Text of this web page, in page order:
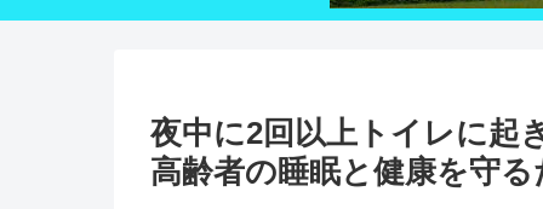
夜中に2回以上トイレに起
高齢者の睡眠と健康を守